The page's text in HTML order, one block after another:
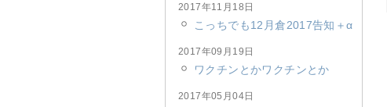
2017年11月18日
こっちでも12月倉2017告知＋α
2017年09月19日
ワクチンとかワクチンとか
2017年05月04日